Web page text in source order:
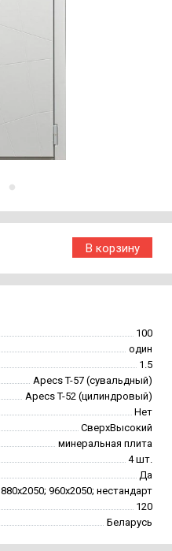
100
один
1.5
Apecs T-57 (сувальдный)
Apecs T-52 (цилиндровый)
Нет
СверхВысокий
минеральная плита
4 шт.
Да
880х2050; 960х2050; нестандарт
120
Беларусь